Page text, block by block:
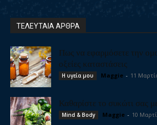
ΤΕΛΕΥΤΑΙΑ ΑΡΘΡΑ
Πως να εφαρμόσετε την
οξείες καταστάσεις
Η υγεία μου Maggie - 11
Καθαρίστε το συκώτι σας
Mind & Body Maggie - 10